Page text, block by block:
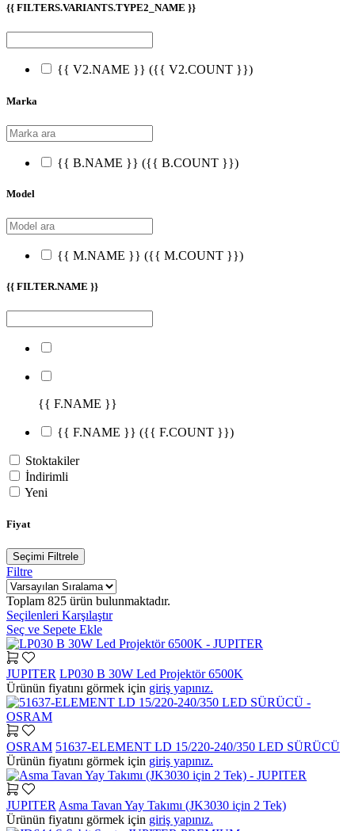
{{ FILTERS.VARIANTS.TYPE2_NAME }}
{{ V2.NAME }} ({{ V2.COUNT }})
Marka
{{ B.NAME }} ({{ B.COUNT }})
Model
{{ M.NAME }} ({{ M.COUNT }})
{{ FILTER.NAME }}
{{ F.NAME }}
{{ F.NAME }} ({{ F.COUNT }})
Stoktakiler
İndirimli
Yeni
Fiyat
Seçimi Filtrele
Filtre
Toplam 825 ürün bulunmaktadır.
Seçilenleri Karşılaştır
Seç ve Sepete Ekle
JUPITER LP030 B 30W Led Projektör 6500K
Ürünün fiyatını görmek için giriş yapınız.
OSRAM 51637-ELEMENT LD 15/220-240/350 LED SÜRÜCÜ
Ürünün fiyatını görmek için giriş yapınız.
JUPITER Asma Tavan Yay Takımı (JK3030 için 2 Tek)
Ürünün fiyatını görmek için giriş yapınız.